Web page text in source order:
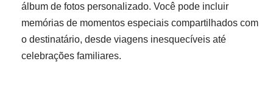
álbum de fotos personalizado. Você pode incluir
memórias de momentos especiais compartilhados com
o destinatário, desde viagens inesquecíveis até
celebrações familiares.